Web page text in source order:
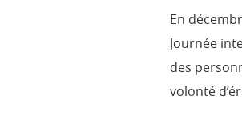
En
Journée
des
volonté